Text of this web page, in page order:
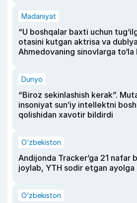
Madaniyat
“U boshqalar baxti uchun
otasini kutgan aktrisa va
Ahmedovaning sinovlarga to‘la
Dunyo
“Biroz sekinlashish kerak”.
insoniyat sun’iy intellektni
qolishidan xavotir bildirdi
O‘zbekiston
Andijonda Tracker’ga 21 nafar
joylab, YTH sodir etgan ayolga
O‘zbekiston